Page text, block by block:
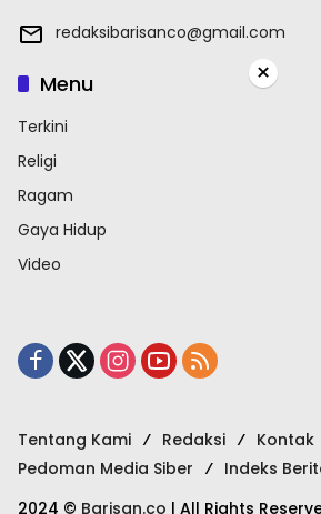
redaksibarisanco@gmail.com
Menu
Terkini
Religi
Ragam
Gaya Hidup
Video
Tentang Kami Redaksi Kontak
Pedoman Media Siber
Indeks
2024 © Barisan.co | All Rights
×